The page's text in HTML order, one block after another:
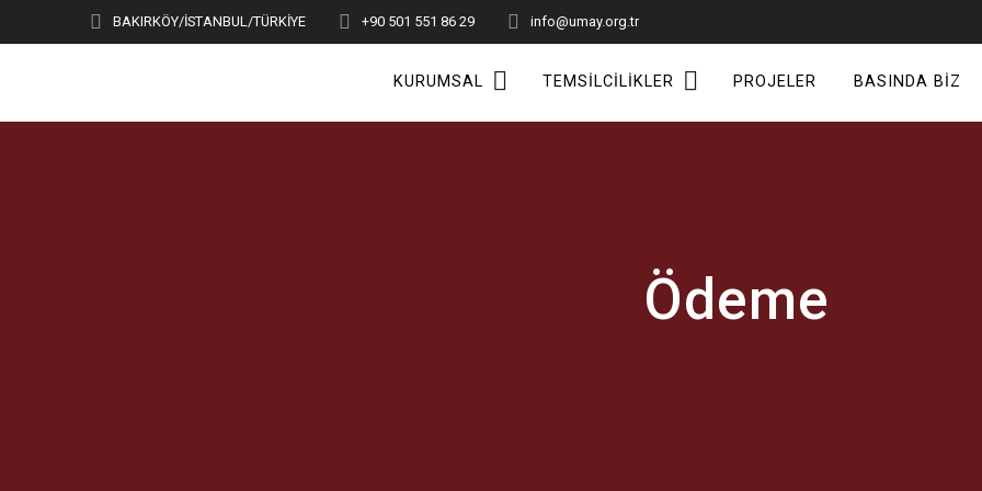
BAKIRKÖY/İSTANBUL/TÜRKİYE +90 501 551 86 29 info@umay.org.tr
KURUMSAL TEMSILCILIKLER PROJELER BASINDA BIZ
Ödeme